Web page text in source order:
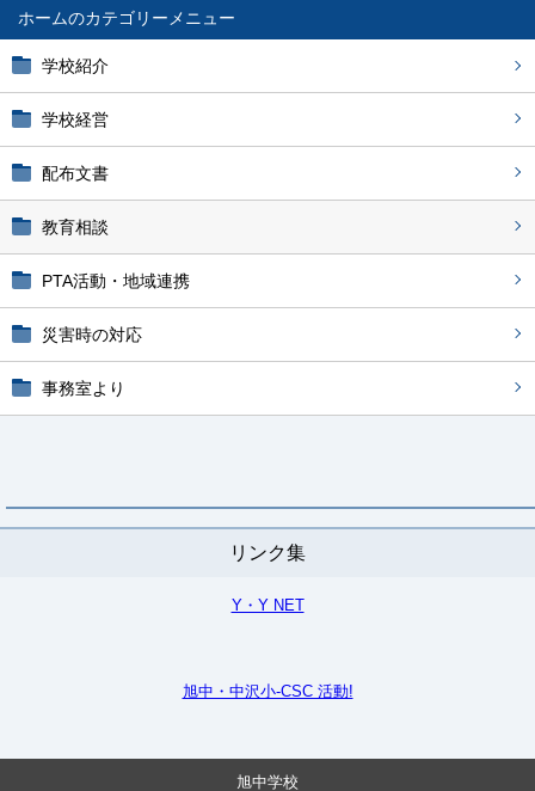
ホーム
学校紹介
学校経営
配布文書
教育相談
PTA活動・地域連携
災害時の対応
事務室より
リンク集
Y・Y NET
旭中・中沢小-CSC 活動!
旭中学校